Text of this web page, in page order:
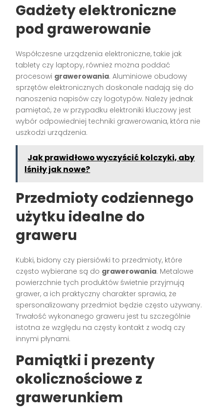
Gadżety elektroniczne
pod grawerowanie
Współczesne urządzenia elektroniczne, takie jak
tablety czy laptopy, również można poddać
procesowi grawerowania. Aluminiowe obudowy
sprzętów elektronicznych doskonale nadają się do
nanoszenia napisów czy logotypów. Należy jednak
pamiętać, że w przypadku elektroniki kluczowy jest
wybór odpowiedniej techniki grawerowania, która nie
uszkodzi urządzenia.
Jak prawidłowo wyczyścić kolczyki, aby
lśniły jak nowe?
Przedmioty codziennego
użytku idealne do
graweru
Kubki, bidony czy piersiówki to przedmioty, które
często wybierane są do grawerowania. Metalowe
powierzchnie tych produktów świetnie przyjmują
grawer, a ich praktyczny charakter sprawia, że
spersonalizowany przedmiot będzie często używany.
Trwałość wykonanego graweru jest tu szczególnie
istotna ze względu na częsty kontakt z wodą czy
innymi płynami.
Pamiątki i prezenty
okolicznościowe z
grawerunkiem